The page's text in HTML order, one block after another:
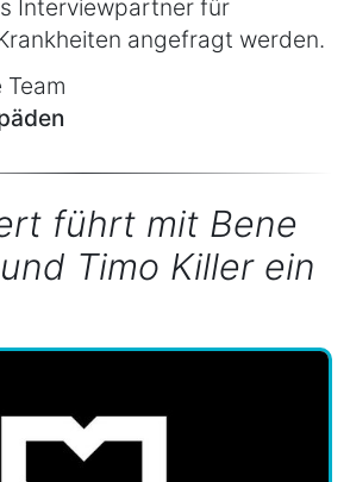
Interviewpartner für
angefragt werden.
Team
führt mit Bene
Timo Killer ein